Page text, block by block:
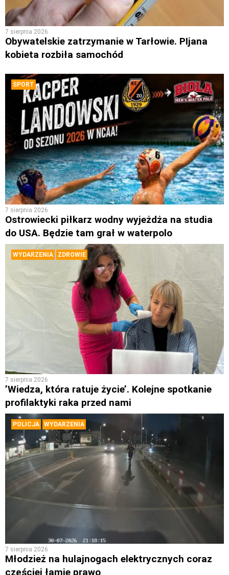
7 sierpnia 2026
Obywatelskie zatrzymanie w Tarłowie. PIjana
kobieta rozbiła samochód
SPORT
7 sierpnia 2026
Ostrowiecki piłkarz wodny wyjeżdża na studia
do USA. Będzie tam grał w waterpolo
WYDARZENIA ZDROWIE
7 sierpnia 2026
’Wiedza, która ratuje życie’. Kolejne spotkanie
profilaktyki raka przed nami
POLICJA WYDARZENIA
7 sierpnia 2026
Młodzież na hulajnogach elektrycznych coraz
częściej łamie prawo